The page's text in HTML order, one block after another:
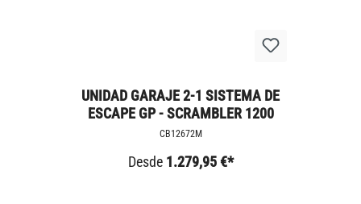
UNIDAD GARAJE 2-1 SISTEMA DE
ESCAPE GP - SCRAMBLER 1200
CB12672M
Desde 1.279,95 €*